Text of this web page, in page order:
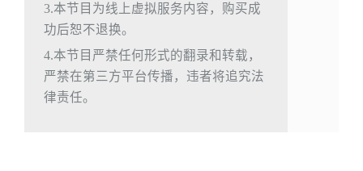
3.本节目为线上虚拟服务内容，购买成
功后恕不退换。
4.本节目严禁任何形式的翻录和转载，
严禁在第三方平台传播，违者将追究法
律责任。